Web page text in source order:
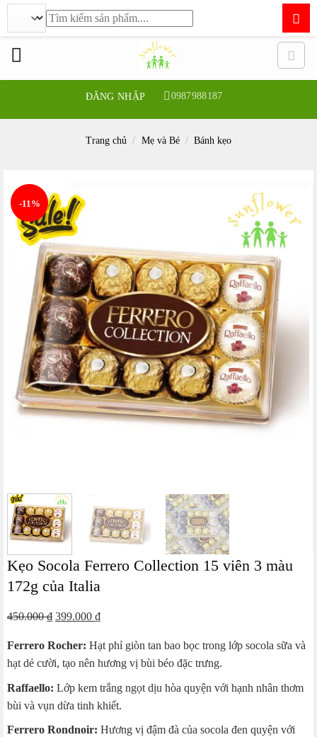
ĐĂNG NHẬP 0987988187
Tìm
kiếm:
Trang chủ / Mẹ và Bé / Bánh kẹo
-11%
Kẹo Socola Ferrero Collection 15 viên 3 màu
172g của Italia
450.000₫ Giá
là:
450.000 ₫.
399.000 ₫Giá
tại
là:
399.000 ₫.
Ferrero Rocher: Hạt phỉ giòn tan bao bọc trong lớp socola sữa và
hạt dẻ cười, tạo nên hương vị bùi béo đặc trưng.
Raffaello: Lớp kem trắng ngọt dịu hòa quyện với hạnh nhân thơm
bùi và vụn dừa tinh khiết.
Ferrero Rondnoir: Hương vị đậm đà của socola đen quyện với